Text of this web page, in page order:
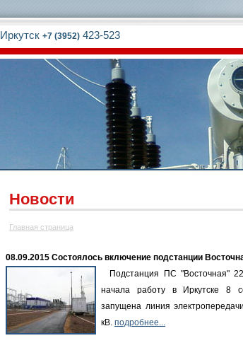
Иркутск +7 (3952) 423-523
Новости
Главная страница
08.09.2015 Состоялось включение подстанции
Подстанция ПС "Восточная"
начала работу в Иркутске 8
запущена линия
кВ. подробнее...